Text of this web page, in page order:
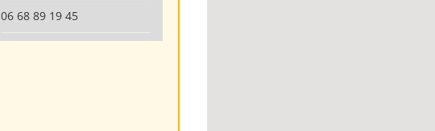
06 68 89 19 45